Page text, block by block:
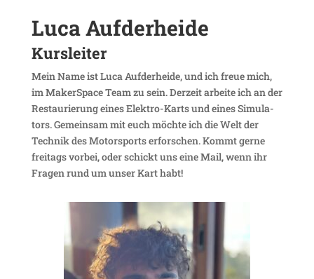
Luca Aufder­heide
Kurs­leiter
Mein Name ist Luca Aufder­heide, und ich freue mich,
im Maker­Space Team zu sein. Derzeit arbeite ich an der
Restau­rie­rung eines Elektro-Karts und eines Simu­la­
tors. Gemeinsam mit euch möchte ich die Welt der
Technik des Motor­sports erfor­schen. Kommt gerne
frei­tags vorbei, oder schickt uns eine Mail, wenn ihr
Fragen rund um unser Kart habt!